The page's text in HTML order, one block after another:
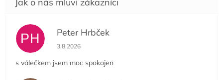
PH Peter Hrbček
Hodnocení obchodu je 5 z 5 hvězdiček.
3.8.2026
s válečkem jsem moc spokojen